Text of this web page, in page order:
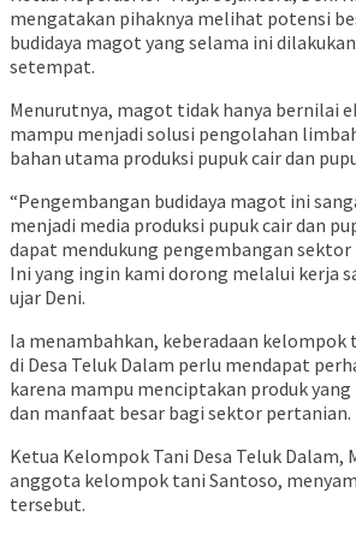
mengatakan pihaknya melihat potensi
budidaya magot yang selama ini
setempat.
Menurutnya, magot tidak hanya bernilai
mampu menjadi solusi pengolahan
bahan utama produksi pupuk cair dan
“Pengembangan budidaya magot ini
menjadi media produksi pupuk cair dan
dapat mendukung pengembangan sektor
Ini yang ingin kami dorong melalui kerja
ujar Deni.
Ia menambahkan, keberadaan
di Desa Teluk Dalam perlu mendapat
karena mampu menciptakan produk
dan manfaat besar bagi sektor pertanian.
Ketua Kelompok Tani Desa Teluk Dalam,
anggota kelompok tani Santoso,
tersebut.